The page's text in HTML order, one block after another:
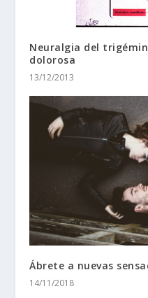
Neuralgia del
dolorosa
13/12/2013
Ábrete a nuevas
14/11/2018